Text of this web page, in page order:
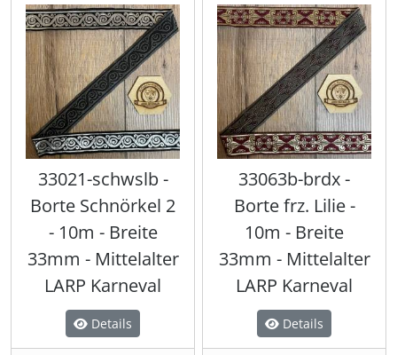
33021-schwslb -
Borte Schnörkel 2
- 10m - Breite
33mm - Mittelalter
LARP Karneval
Details
33063b-brdx -
Borte frz. Lilie -
10m - Breite
33mm - Mittelalter
LARP Karneval
Details